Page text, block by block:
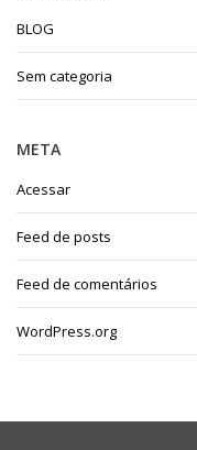
BLOG
Sem categoria
META
Acessar
Feed de posts
Feed de comentários
WordPress.org